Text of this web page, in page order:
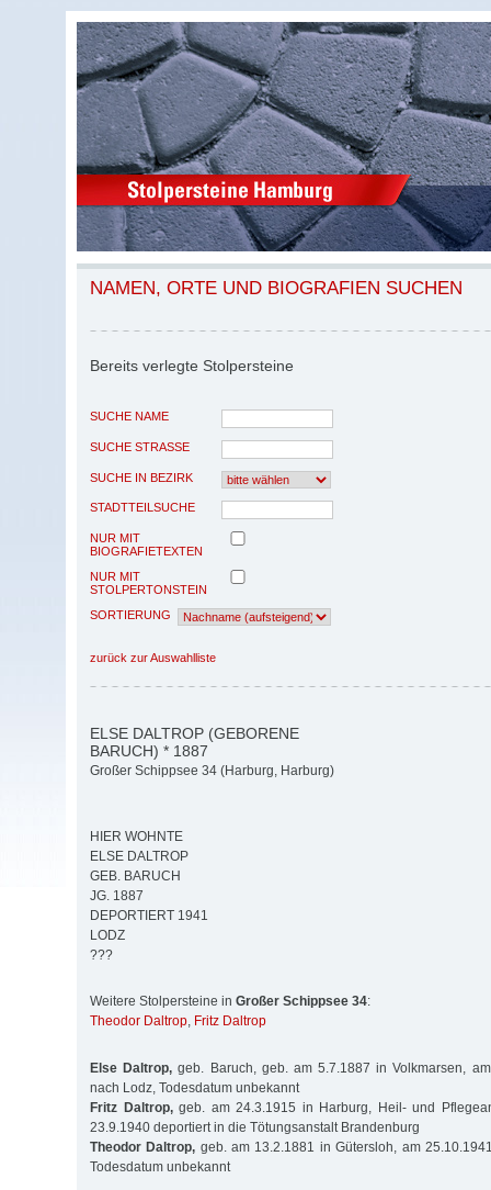
NAMEN, ORTE UND BIOGRAFIEN SUCHEN
Bereits verlegte Stolpersteine
SUCHE NAME
SUCHE STRASSE
SUCHE IN BEZIRK
STADTTEILSUCHE
NUR MIT
BIOGRAFIETEXTEN
NUR MIT
STOLPERTONSTEIN
SORTIERUNG
zurück zur Auswahlliste
ELSE DALTROP (GEBORENE
BARUCH) * 1887
Großer Schippsee 34 (Harburg, Harburg)
HIER WOHNTE
ELSE DALTROP
GEB. BARUCH
JG. 1887
DEPORTIERT 1941
LODZ
???
Weitere Stolpersteine in Großer Schippsee 34:
Theodor Daltrop, Fritz Daltrop
Else Daltrop, geb. Baruch, geb. am 5.7.1887 in Volkmarsen,
nach Lodz, Todesdatum unbekannt
Fritz Daltrop,geb. am 24.3.1915 in Harburg, Heil- und
23.9.1940 deportiert in die Tötungsanstalt Brandenburg
Theodor Daltrop, geb. am 13.2.1881 in Gütersloh, am
Todesdatum unbekannt